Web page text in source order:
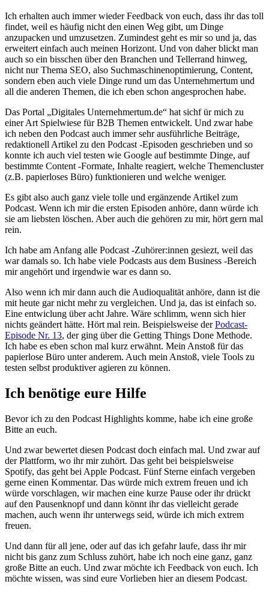
Ich erhalten auch immer wieder Feedback von euch, dass ihr das toll
findet, weil es häufig nicht den einen Weg gibt, um Dinge
anzupacken und umzusetzen. Zumindest geht es mir so und ja, das
erweitert einfach auch meinen Horizont. Und von daher blickt man
auch so ein bisschen über den Branchen und Tellerrand hinweg,
nicht nur Thema SEO, also Suchmaschinenoptimierung, Content,
sondern eben auch viele Dinge rund um das Unternehmertum und
all die anderen Themen, die ich eben schon angesprochen habe.
Das Portal „Digitales Unternehmertum.de“ hat sichf ür mich zu
einer Art Spielwiese für B2B Themen entwickelt. Und zwar habe
ich neben den Podcast auch immer sehr ausführliche Beiträge,
redaktionell Artikel zu den Podcast -Episoden geschrieben und so
konnte ich auch viel testen wie Google auf bestimmte Dinge, auf
bestimmte Content -Formate, Inhalte reagiert, welche Themencluster
(z.B. papierloses Büro) funktionieren und welche weniger.
Es gibt also auch ganz viele tolle und ergänzende Artikel zum
Podcast. Wenn ich mir die ersten Episoden anhöre, dann würde ich
sie am liebsten löschen. Aber auch die gehören zu mir, hört gern mal
rein.
Ich habe am Anfang alle Podcast -Zuhörer:innen gesiezt, weil das
war damals so. Ich habe viele Podcasts aus dem Business -Bereich
mir angehört und irgendwie war es dann so.
Also wenn ich mir dann auch die Audioqualität anhöre, dann ist die
mit heute gar nicht mehr zu vergleichen. Und ja, das ist einfach so.
Eine entwiclung über acht Jahre. Wäre schlimm, wenn sich hier
nichts geändert hätte. Hört mal rein. Beispielsweise derPodcast-
Episode Nr. 13, der ging über die Getting Things Done Methode.
Ich habe es eben schon mal kurz erwähnt. Mein Anstoß für das
papierlose Büro unter anderem. Auch mein Anstoß, viele Tools zu
testen selbst produktiver agieren zu können.
Ich benötige eure Hilfe
Bevor ich zu den Podcast Highlights komme, habe ich eine große
Bitte an euch.
Und zwar bewertet diesen Podcast doch einfach mal. Und zwar auf
der Plattform, wo ihr mir zuhört. Das geht bei beispielsweise
Spotify, das geht bei Apple Podcast. Fünf Sterne einfach vergeben
gerne einen Kommentar. Das würde mich extrem freuen und ich
würde vorschlagen, wir machen eine kurze Pause oder ihr drückt
auf den Pausenknopf und dann könnt ihr das vielleicht gerade
machen, auch wenn ihr unterwegs seid, würde ich mich extrem
freuen.
Und dann für all jene, oder auf das ich gefahr laufe, dass ihr mir
nicht bis ganz zum Schluss zuhört, habe ich noch eine ganz, ganz
große Bitte an euch. Und zwar möchte ich Feedback von euch. Ich
möchte wissen, was sind eure Vorlieben hier an diesem Podcast.